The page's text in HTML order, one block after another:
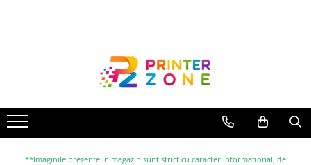
Imprimante cu jet
Multifunctionale laser
Multifunctionale cu jet
**Imaginile prezente in magazin sunt strict cu caracter informational, de